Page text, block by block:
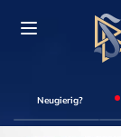
Neugierig?